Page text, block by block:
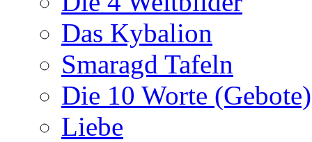
Das Kybalion
Smaragd Tafeln
Die 10 Worte (Gebote)
Liebe